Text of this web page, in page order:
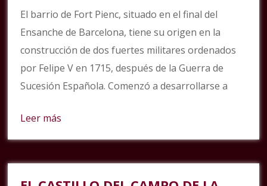
El barrio de Fort Pienc, situado en el final del
Ensanche de Barcelona, tiene su origen en la
construcción de dos fuertes militares ordenados
por Felipe V en 1715, después de la Guerra de
Sucesión Española. Comenzó a desarrollarse a
Leer más